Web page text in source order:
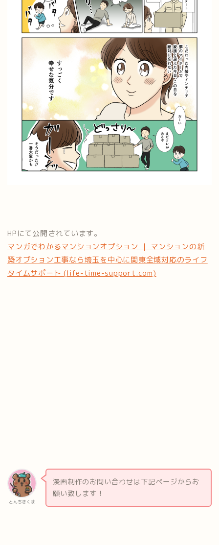
HPにて公開されています。
マンガでわかるマンションオプション ｜ マンションの新
築オプション工事なら埼玉を中心に関東全域対応のライフ
タイムサポート (life-time-support.com)
とんちきくま
漫画制作のお問い合わせは下記ページからお
願い致します！